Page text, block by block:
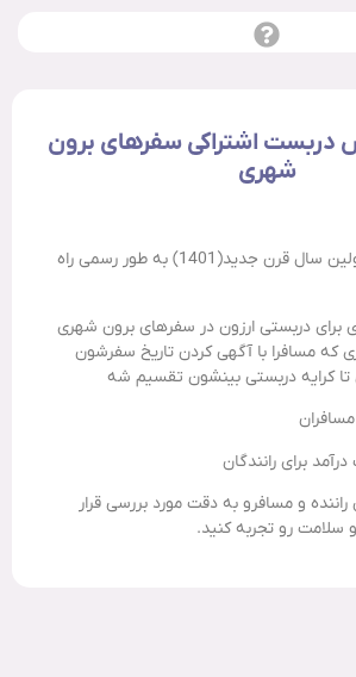
دربست اشتراکی سفرهای برون
شهری
اپلیکیشن راجت در اولین سال قرن جدید(1401) به طور رسمی راه
برای دربستی ارزون در سفرهای برون شهری
که مسافرا با آگهی کردن تاریخ سفرشون
تا کرایه دربستی بینشون تقسیم شه
برای رانندگان
راننده و مسافرو به دقت مورد بررسی قرار
سلامت رو تجربه کنید.